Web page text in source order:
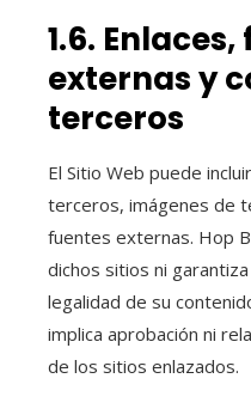
1.6.
externas y
terceros
El Sitio Web puede
terceros, imágenes de
fuentes externas. Hop
dichos sitios ni
legalidad de su
implica aprobación ni
de los sitios enlazados.